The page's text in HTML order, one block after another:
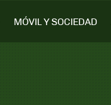
MÓVIL Y SOCIEDAD